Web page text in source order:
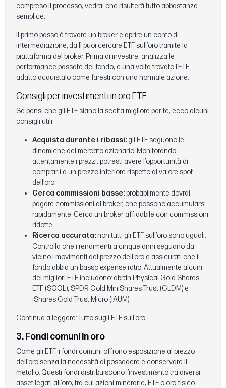
compreso il processo, vedrai che risulterà tutto abbastanza
semplice.
Il primo passo è trovare un broker e aprire un conto di
intermediazione; da lì puoi cercare ETF sull’oro tramite la
piattaforma del broker. Prima di investire, analizza le
performance passate del fondo, e una volta trovato l’ETF
adatto acquistalo come faresti con una normale azione.
Consigli per investimenti in oro ETF
Se pensi che gli ETF siano la scelta migliore per te, ecco alcuni
consigli utili:
Acquista durante i ribassi: gli ETF seguono le
dinamiche del mercato azionario. Monitorando
attentamente i prezzi, potresti avere l’opportunità di
comprarli a un prezzo inferiore rispetto al valore spot
dell’oro.
Cerca commissioni basse:probabilmente dovrai
pagare commissioni al broker, che possono accumularsi
rapidamente. Cerca un broker affidabile con commissioni
ridotte.
Ricerca accurata:non tutti gli ETF sull’oro sono uguali.
Controlla che i rendimenti a cinque anni seguano da
vicino i movimenti del prezzo dell’oro e assicurati che il
fondo abbia un basso expense ratio. Attualmente alcuni
dei migliori ETF includono: abrdn Physical Gold Shares
ETF (SGOL), SPDR Gold MiniShares Trust (GLDM) e
iShares Gold Trust Micro (IAUM).
Continua a leggere:Tutto sugli ETF sull’oro
3. Fondi comuni in oro
Come gli ETF, i fondi comuni offrono esposizione al prezzo
dell’oro senza la necessità di possedere e conservare il
metallo. Questi fondi distribuiscono l’investimento tra diversi
asset legati all’oro, tra cui azioni minerarie, ETF o oro fisico.